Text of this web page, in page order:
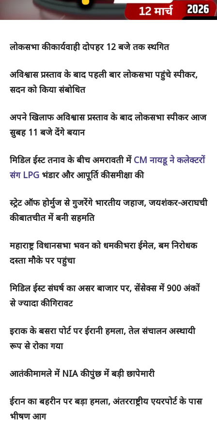
लोकसभा की कार्यवाही दोपहर 12 बजे तक स्थगित
अविश्वास प्रस्ताव के बाद पहली बार लोकसभा पहुंचे स्पीकर,
सदन को किया संबोधित
अपने खिलाफ अविश्वास प्रस्ताव के बाद लोकसभा स्पीकर आज
सुबह 11 बजे देंगे बयान
मिडिल ईस्ट तनाव के बीच अमरावती में CM नायडू ने कलेक्टरों
संग LPG भंडार और आपूर्ति की समीक्षा की
स्ट्रेट ऑफ होर्मुज से गुजरेंगे भारतीय जहाज, जयशंकर-अराघची
की बातचीत में बनी सहमति
महाराष्ट्र विधानसभा भवन को धमकी भरा ईमेल, बम निरोधक
दस्ता मौके पर पहुंचा
मिडिल ईस्ट संघर्ष का असर बाजार पर, सेंसेक्स में 900 अंकों
से ज्यादा की गिरावट
इराक के बसरा पोर्ट पर ईरानी हमला, तेल संचालन अस्थायी
रूप से रोका गया
आतंकी मामले में NIA की पुंछ में बड़ी छापेमारी
ईरान का बहरीन पर बड़ा हमला, अंतरराष्ट्रीय एयरपोर्ट के पास
भीषण आग